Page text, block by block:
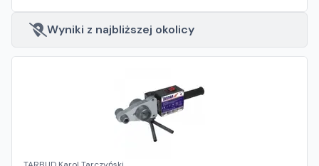
Wyniki z najbliższej okolicy